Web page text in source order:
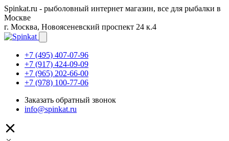
Spinkat.ru - рыболовный интернет магазин, все для рыбалки в
Москве
г. Москва, Новоясеневский проспект 24 к.4
+7 (495) 407-07-96
+7 (917) 424-09-09
+7 (965) 202-66-00
+7 (978) 100-77-06
Заказать обратный звонок
info@spinkat.ru